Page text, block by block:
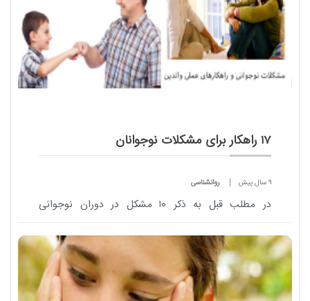
17 راهکار برای مشکلات نوجوانان
9 سال پیش روانشناسی
در مطلب قبل به ذکر 10 مشکل در دوران نوجوانی
نوجوانان بايد مورد توجه قرار دهند میپردازيم.